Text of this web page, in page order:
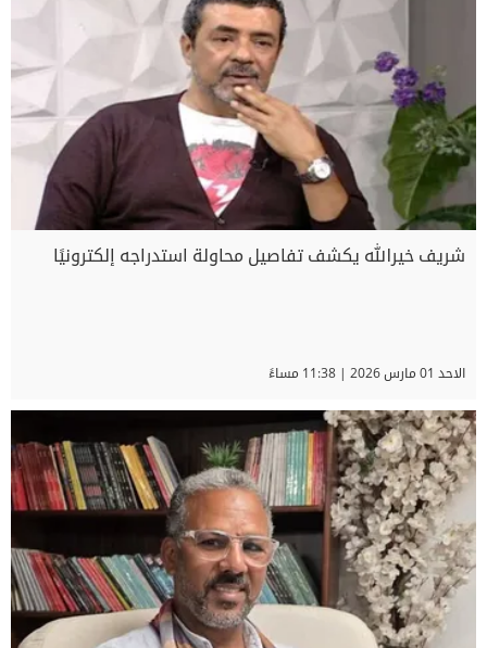
شريف خيرالله يكشف تفاصيل محاولة استدراجه إلكترونيًا
الاحد 01 مارس 2026 | 11:38 مساءً